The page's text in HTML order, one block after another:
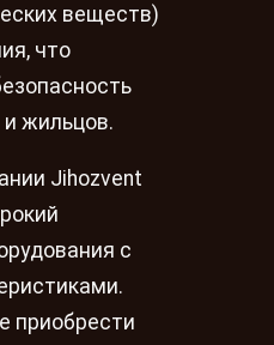
веществ)
что
и жильцов.
Jihozvent
с
приобрести